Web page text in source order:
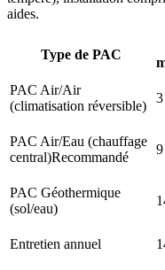
aides.
Type de PAC
PAC Air/Air
(climatisation réversible)
PAC Air/Eau (chauffage
central)Recommandé
PAC Géothermique
(sol/eau)
Entretien annuel